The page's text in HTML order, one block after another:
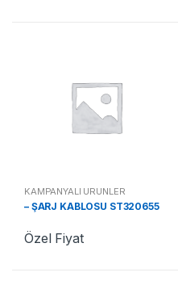
KAMPANYALI ÜRÜNLER
– ŞARJ KABLOSU ST320655
Özel Fiyat